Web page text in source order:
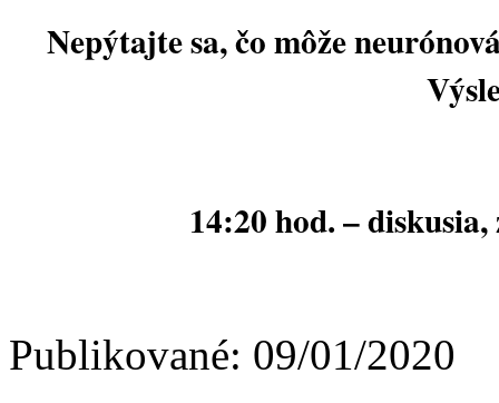
Nepýtajte sa, čo môže
14:20 hod. –
Publikované: 09/01/2020